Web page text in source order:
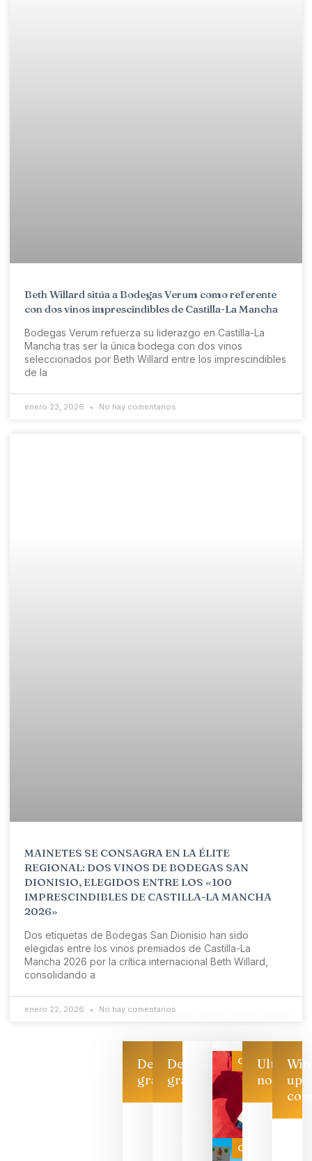
Beth Willard sitúa a Bodegas Verum como referente
con dos vinos imprescindibles de Castilla-La Mancha
Bodegas Verum refuerza su liderazgo en Castilla-La
Mancha tras ser la única bodega con dos vinos
seleccionados por Beth Willard entre los imprescindibles
de la
enero 23, 2026 No hay comentarios
MAINETES SE CONSAGRA EN LA ÉLITE
REGIONAL: DOS VINOS DE BODEGAS SAN
DIONISIO, ELEGIDOS ENTRE LOS «100
IMPRESCINDIBLES DE CASTILLA-LA MANCHA
2026»
Dos etiquetas de Bodegas San Dionisio han sido
elegidas entre los vinos premiados de Castilla-La
Mancha 2026 por la crítica internacional Beth Willard,
consolidando a
enero 22, 2026 No hay comentarios
Descarga
gratis
Descarga
gratis
Categoría
Categoría
Ultimas
noticias
up